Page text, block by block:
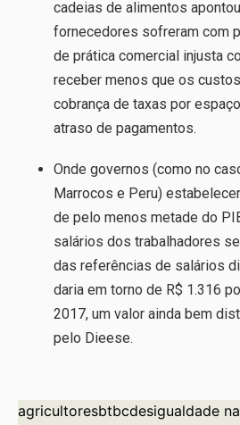
cadeias de alimentos
fornecedores sofreram com
de prática comercial injusta
receber menos que os
cobrança de taxas por
atraso de pagamentos.
Onde governos (como no
Marrocos e Peru)
de pelo menos metade do
salários dos trabalhadores
das referências de salários
daria em torno de R$ 1.316
2017, um valor ainda bem
pelo Dieese.
agricultoresbtbcdesigualdade